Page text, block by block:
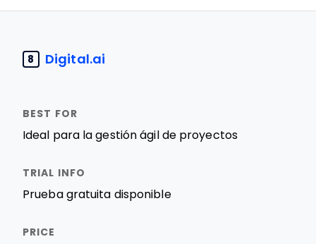
8 Digital.ai
Ideal para la gestión ágil de proyectos
Prueba gratuita disponible